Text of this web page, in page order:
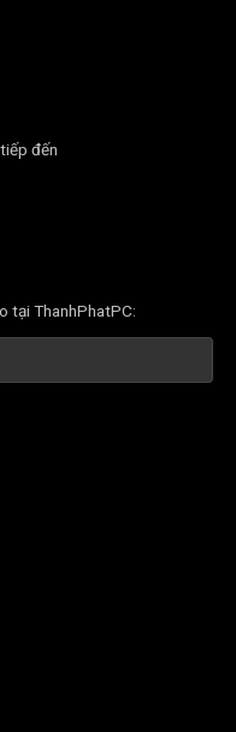
đến
tại ThanhPhatPC: